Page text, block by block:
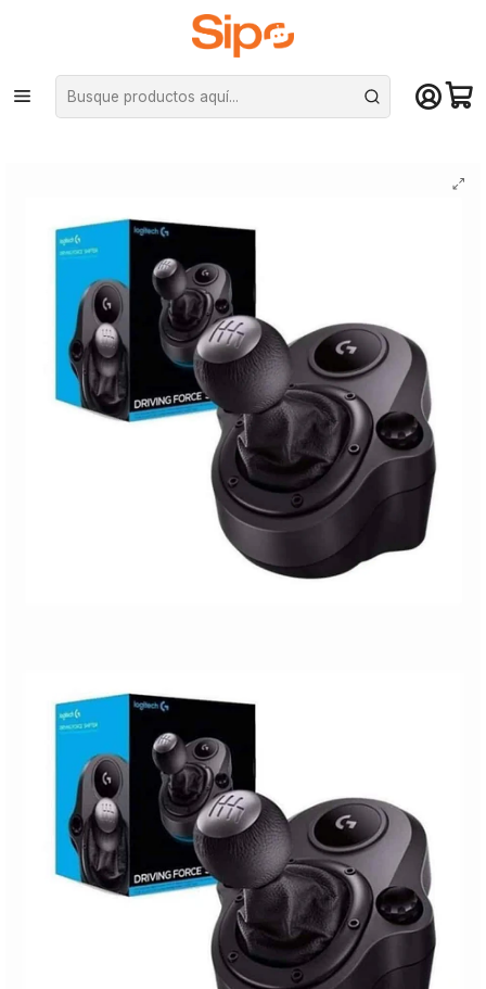
¡Compra hasta mediodía y recibe hoy! De lunes a sábado en el gran
Santiago. Envío gratis desde $29.990
Inicio Computación y Gamers Joystick y simuladores
Volantes y pedales
Palanca de Cambio Logitech Driving Force Volante G29/G920/G923